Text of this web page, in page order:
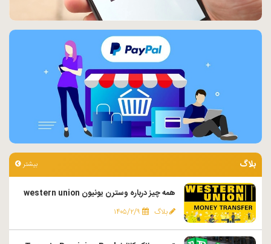
بلاگ بیشتر
همه چیز درباره وسترن یونیون western union
بلاگ ۱۴۰۵/۲/۹